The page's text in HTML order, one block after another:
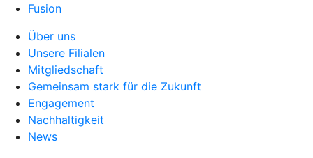
Fusion
Über uns
Unsere Filialen
Mitgliedschaft
Gemeinsam stark für die Zukunft
Engagement
Nachhaltigkeit
News